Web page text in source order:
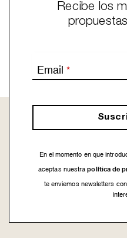
Recibe los
Email *
En el momento en que
aceptas nuestra política de
te enviemos newsletters